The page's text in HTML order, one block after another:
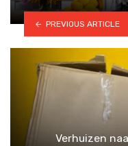
PREVIOUS ARTICLE
Verhuizen